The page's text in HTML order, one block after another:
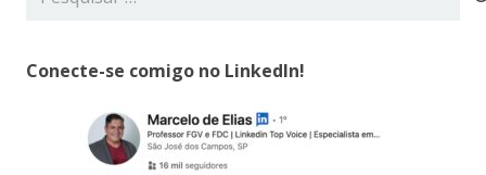
Conecte-se comigo no LinkedIn!